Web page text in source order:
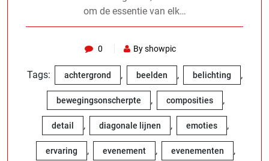
om de essentie van elk…
0 By showpic
Tags: achtergrond , beelden , belichting ,
bewegingsonscherpte , composities ,
detail , diagonale lijnen , emoties ,
ervaring , evenement , evenementen ,